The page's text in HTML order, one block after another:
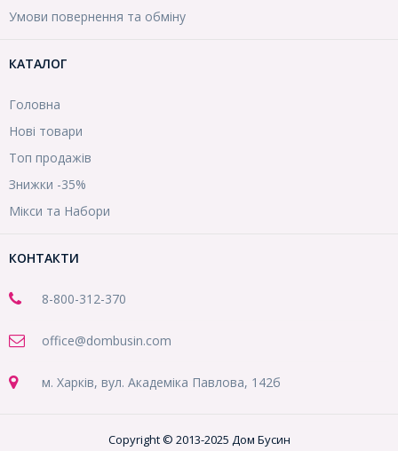
Умови повернення та обміну
КАТАЛОГ
Головна
Нові товари
Топ продажів
Знижки -35%
Мікси та Набори
КОНТАКТИ
8-800-312-370
office@dombusin.com
м. Харків, вул. Академіка Павлова, 142б
Copyright © 2013-2025 Дом Бусин